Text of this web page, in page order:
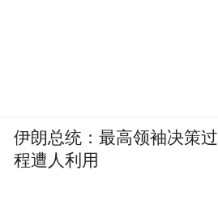
伊朗总统：最高领袖决策过
程遭人利用